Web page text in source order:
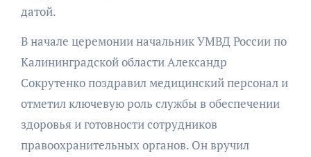
датой.
В начале церемонии начальник УМВД России по
Калининградской области Александр
Сокрутенко поздравил медицинский персонал и
отметил ключевую роль службы в обеспечении
здоровья и готовности сотрудников
правоохранительных органов. Он вручил